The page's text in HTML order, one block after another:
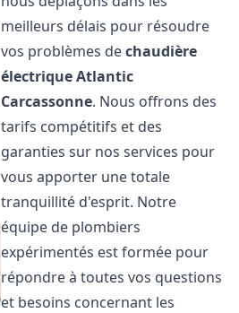
meilleurs délais pour résoudre
vos problèmes dechaudière
électrique Atlantic
Carcassonne. Nous offrons des
tarifs compétitifs et des
garanties sur nos services pour
vous apporter une totale
tranquillité d'esprit. Notre
équipe de plombiers
expérimentés est formée pour
répondre à toutes vos questions
et besoins concernant les